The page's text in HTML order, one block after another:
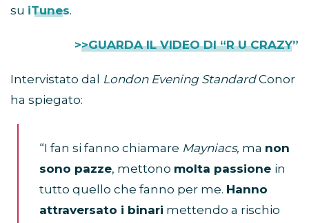
su iTunes.
>>GUARDA IL VIDEO DI “R U CRAZY”
Intervistato dal London Evening StandardConor
ha spiegato:
“I fan si fanno chiamare Mayniacs, ma non
sono pazze, mettono molta passione in
tutto quello che fanno per me. Hanno
attraversato i binari mettendo a rischio